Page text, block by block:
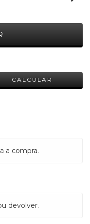
CALCULAR
a compra.
devolver.